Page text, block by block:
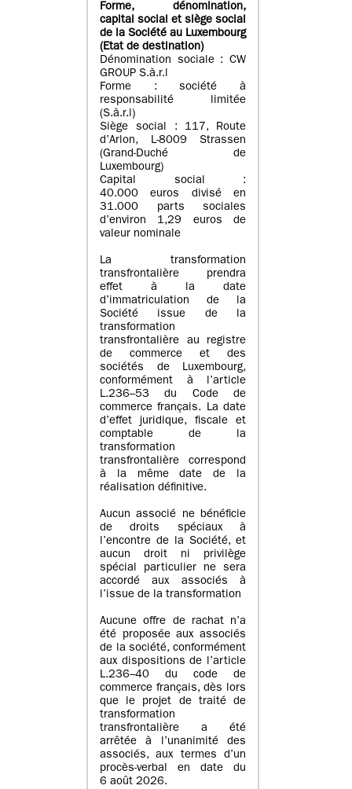
Forme, dénomination,
capital social et siège social
de la Société au Luxembourg
(Etat de destination)
Dénomination sociale : CW
GROUP S.à.r.l
Forme : société à
responsabilité limitée
(S.à.r.l)
Siège social : 117, Route
d’Arlon, L-8009 Strassen
(Grand-Duché de
Luxembourg)
Capital social :
40.000 euros divisé en
31.000 parts sociales
d’environ 1,29 euros de
valeur nominale
La transformation
transfrontalière prendra
effet à la date
d’immatriculation de la
Société issue de la
transformation
transfrontalière au registre
de commerce et des
sociétés de Luxembourg,
conformément à l’article
L.236–53 du Code de
commerce français. La date
d’effet juridique, fiscale et
comptable de la
transformation
transfrontalière correspond
à la même date de la
réalisation définitive.
Aucun associé ne bénéficie
de droits spéciaux à
l’encontre de la Société, et
aucun droit ni privilège
spécial particulier ne sera
accordé aux associés à
l’issue de la transformation
Aucune offre de rachat n’a
été proposée aux associés
de la société, conformément
aux dispositions de l’article
L.236–40 du code de
commerce français, dès lors
que le projet de traité de
transformation
transfrontalière a été
arrêtée à l’unanimité des
associés, aux termes d’un
procès-verbal en date du
6 août 2026.